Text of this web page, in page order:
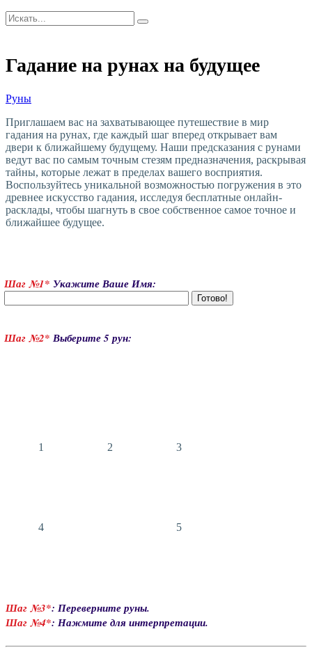
Гадание на рунах на будущее
Руны
Приглашаем вас на захватывающее путешествие в мир
гадания на рунах, где каждый шаг вперед открывает вам
двери к ближайшему будущему. Наши предсказания с рунами
ведут вас по самым точным стезям предназначения, раскрывая
тайны, которые лежат в пределах вашего восприятия.
Воспользуйтесь уникальной возможностью погружения в это
древнее искусство гадания, исследуя бесплатные онлайн-
расклады, чтобы шагнуть в свое собственное самое точное и
ближайшее будущее.
Шаг №1* Укажите Ваше Имя:
Шаг №2* Выберите 5 рун:
1 2 3
4 5
Шаг №3*: Переверните руны.
Шаг №4*: Нажмите для интерпретации.